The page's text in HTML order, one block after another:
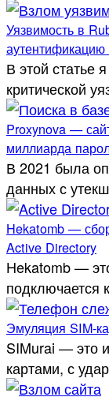
Уязвимость в
В этой статье
критической
Proxynova —
миллиарда
В 2021 была
данных с
Hekatomb —
Active Directory
Hekatomb —
подключается
Эмуляция SIM-
SIMurai — это
картами, с